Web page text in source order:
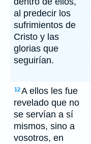
al predecir los
sufrimientos de
Cristo y las
glorias que
seguirían.
12A ellos les fue
revelado que no
se servían a sí
mismos, sino a
vosotros, en